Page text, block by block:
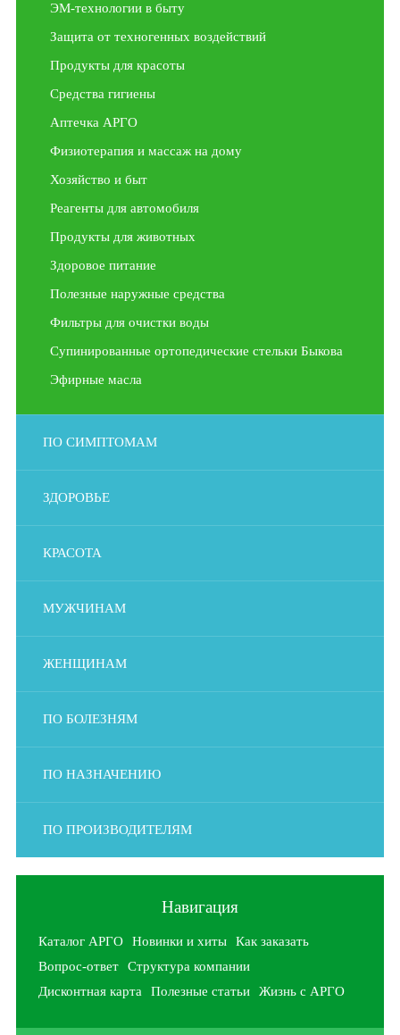
ЭМ-технологии в быту
Защита от техногенных воздействий
Продукты для красоты
Средства гигиены
Аптечка АРГО
Физиотерапия и массаж на дому
Хозяйство и быт
Реагенты для автомобиля
Продукты для животных
Здоровое питание
Полезные наружные средства
Фильтры для очистки воды
Супинированные ортопедические стельки Быкова
Эфирные масла
ПО СИМПТОМАМ
ЗДОРОВЬЕ
КРАСОТА
МУЖЧИНАМ
ЖЕНЩИНАМ
ПО БОЛЕЗНЯМ
ПО НАЗНАЧЕНИЮ
ПО ПРОИЗВОДИТЕЛЯМ
Навигация
Каталог АРГО Новинки и хиты
Как заказать
Вопрос-ответ
Структура компании
Дисконтная карта
Полезные статьи Жизнь с АРГО